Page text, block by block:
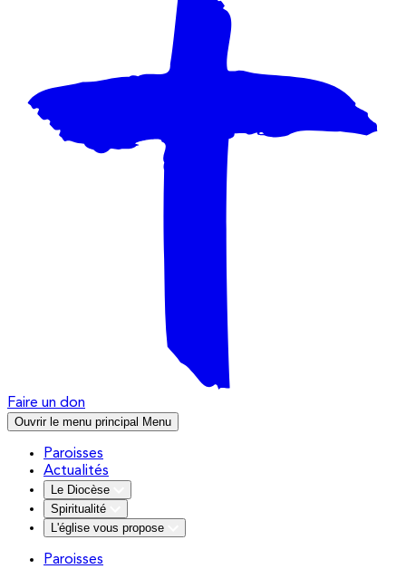
Faire un don
Ouvrir le menu principal Menu
Paroisses
Actualités
Le Diocèse
Spiritualité
L'église vous propose
Paroisses